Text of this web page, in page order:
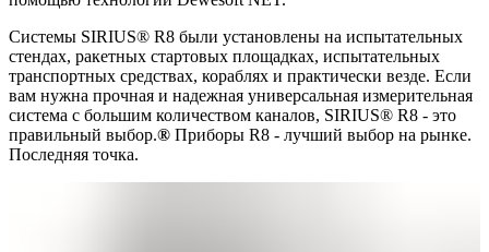
Системы SIRIUS® R8 были установлены на испытательных
стендах, ракетных стартовых площадках, испытательных
транспортных средствах, кораблях и практически везде. Если
вам нужна прочная и надежная универсальная измерительная
система с большим количеством каналов, SIRIUS® R8 - это
правильный выбор.® Приборы R8 - лучший выбор на рынке.
Последняя точка.